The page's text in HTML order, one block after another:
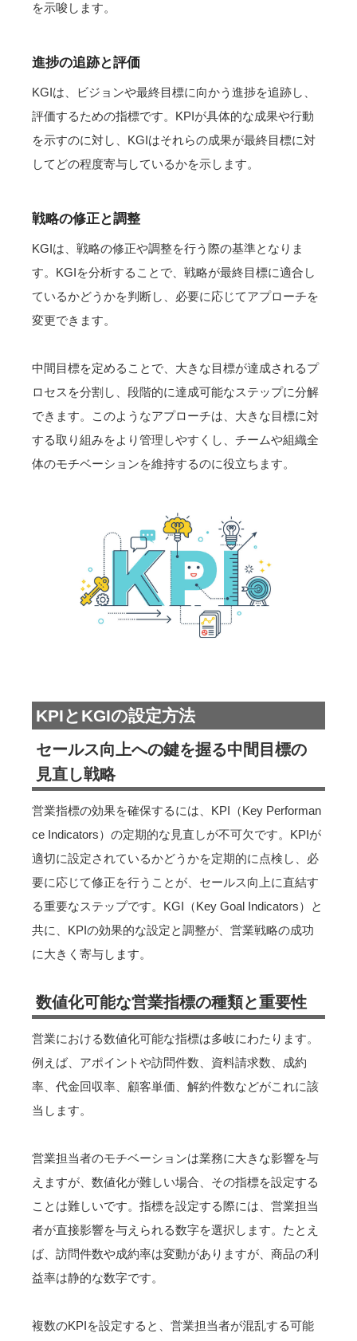
を示唆します。
進捗の追跡と評価
KGIは、ビジョンや最終目標に向かう進捗を追跡し、
評価するための指標です。KPIが具体的な成果や行動
を示すのに対し、KGIはそれらの成果が最終目標に対
してどの程度寄与しているかを示します。
戦略の修正と調整
KGIは、戦略の修正や調整を行う際の基準となりま
す。KGIを分析することで、戦略が最終目標に適合し
ているかどうかを判断し、必要に応じてアプローチを
変更できます。
中間目標を定めることで、大きな目標が達成されるプ
ロセスを分割し、段階的に達成可能なステップに分解
できます。このようなアプローチは、大きな目標に対
する取り組みをより管理しやすくし、チームや組織全
体のモチベーションを維持するのに役立ちます。
KPIとKGIの設定方法
セールス向上への鍵を握る中間目標の
見直し戦略
営業指標の効果を確保するには、KPI（Key Performan
ce Indicators）の定期的な見直しが不可欠です。KPIが
適切に設定されているかどうかを定期的に点検し、必
要に応じて修正を行うことが、セールス向上に直結す
る重要なステップです。KGI（Key Goal Indicators）と
共に、KPIの効果的な設定と調整が、営業戦略の成功
に大きく寄与します。
数値化可能な営業指標の種類と重要性
営業における数値化可能な指標は多岐にわたります。
例えば、アポイントや訪問件数、資料請求数、成約
率、代金回収率、顧客単価、解約件数などがこれに該
当します。
営業担当者のモチベーションは業務に大きな影響を与
えますが、数値化が難しい場合、その指標を設定する
ことは難しいです。指標を設定する際には、営業担当
者が直接影響を与えられる数字を選択します。たとえ
ば、訪問件数や成約率は変動がありますが、商品の利
益率は静的な数字です。
複数のKPIを設定すると、営業担当者が混乱する可能